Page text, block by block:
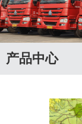
产品中心